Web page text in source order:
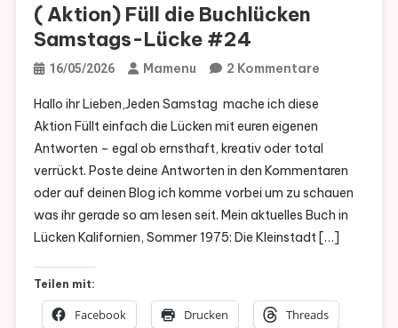
( Aktion) Füll die Buchlücken
Samstags-Lücke #24
16/05/2026 Mamenu 2 KommentareZu
Die
Buchlücken
Samstags-
Lücke
#24
Hallo ihr Lieben,Jeden Samstag mache ich diese
Aktion Füllt einfach die Lücken mit euren eigenen
Antworten – egal ob ernsthaft, kreativ oder total
verrückt. Poste deine Antworten in den Kommentaren
oder auf deinen Blog ich komme vorbei um zu schauen
was ihr gerade so am lesen seit. Mein aktuelles Buch in
Lücken Kalifornien, Sommer 1975: Die Kleinstadt […]
Teilen mit:
Facebook Drucken Threads